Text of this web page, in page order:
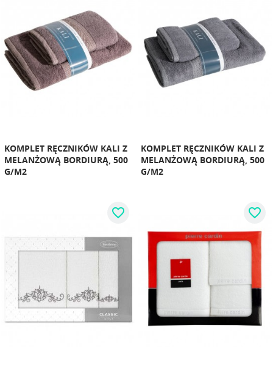
KOMPLET RĘCZNIKÓW KALI Z
MELANŻOWĄ BORDIURĄ, 500
G/M2
KOMPLET RĘCZNIKÓW KALI Z
MELANŻOWĄ BORDIURĄ, 500
G/M2
favorite_border favorite_border